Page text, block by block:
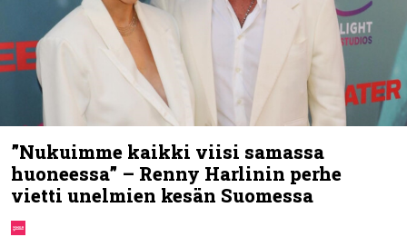
”Nukuimme kaikki viisi samassa
huoneessa” – Renny Harlinin perhe
vietti unelmien kesän Suomessa